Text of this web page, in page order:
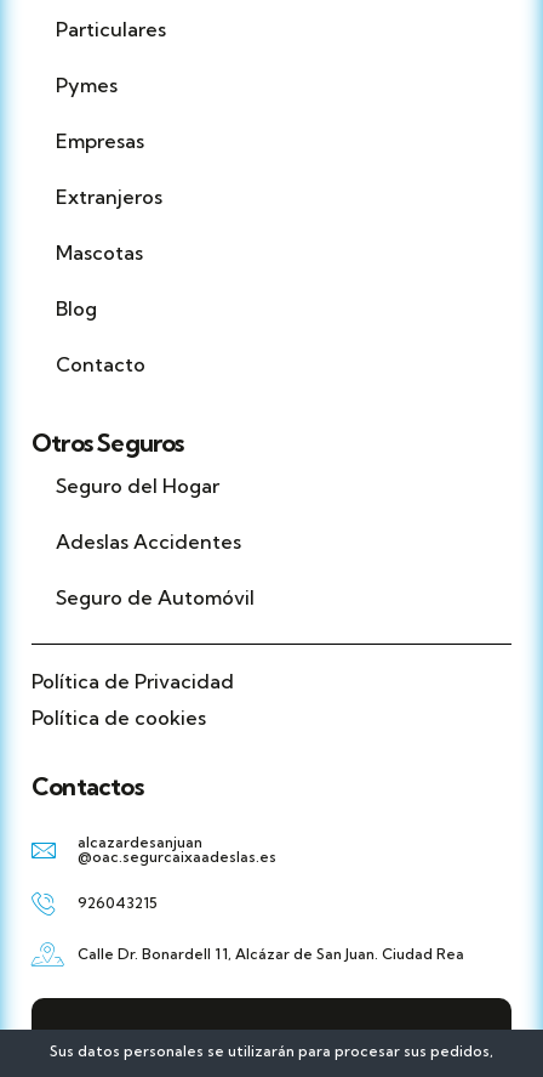
Particulares
Pymes
Empresas
Extranjeros
Mascotas
Blog
Contacto
Otros Seguros
Seguro del Hogar
Adeslas Accidentes
Seguro de Automóvil
Política de Privacidad
Política de cookies
Contactos
alcazardesanjuan
@oac.segurcaixaadeslas.es
926043215
Calle Dr. Bonardell 11, Alcázar de San Juan. Ciudad Rea
Sus datos personales se utilizarán para procesar sus pedidos,